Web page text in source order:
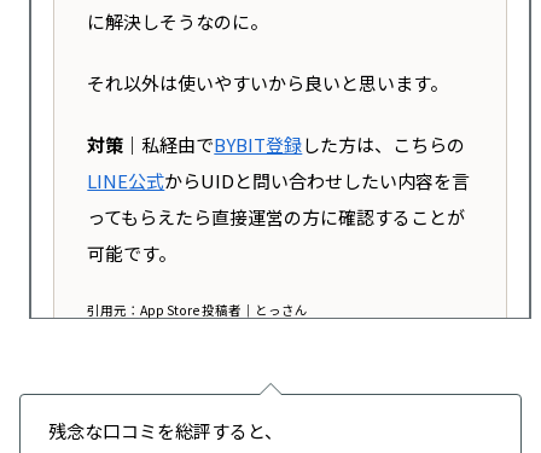
深夜でも整った姿で登場。CEO不在時は準備さ
待機中に「◯分後に戻ります」などのスライド
を表示。状況を明確に。
•未処理の出金：4,000件（数時間以内に対応予
定）
に解決しそうなのに。
それ以外は使いやすいから良いと思います。
対策｜私経由でBYBIT登録した方は、こちらの
LINE公式からUIDと問い合わせしたい内容を言
ってもらえたら直接運営の方に確認することが
可能です。
引用元：App Store 投稿者｜とっさん
残念な口コミを総評すると、